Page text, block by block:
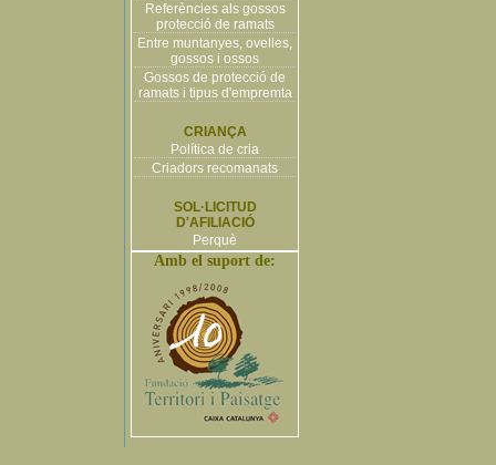
Referències als gossos
protecció de ramats
Entre muntanyes, ovelles,
gossos i ossos
Gossos de protecció de
ramats i tipus d'empremta
CRIANÇA
Política de cria
Criadors recomanats
SOL·LICITUD
D'AFILIACIÓ
Perquè
Amb el suport de: